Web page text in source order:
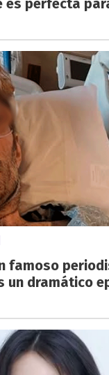
famoso
un dramático